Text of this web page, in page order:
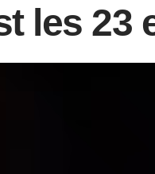
les 23